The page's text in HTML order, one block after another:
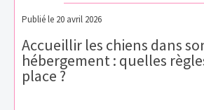
Publié le 20 avril 2026
Accueillir les chiens dans
hébergement : quelles
place ?